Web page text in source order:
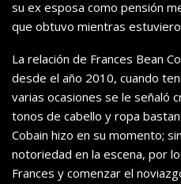
su ex esposa como pensión
que obtuvo mientras
La relación de Frances Bean
desde el año 2010, cuando
varias ocasiones se le señaló
tonos de cabello y ropa
Cobain hizo en su momento;
notoriedad en la escena, por
Frances y comenzar el